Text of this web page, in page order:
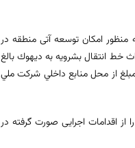
منظور امكان توسعه آتی منطقه در
خط انتقال بشرويه به ديهوك بالغ
مبلغ از محل منابع داخلي شركت ملي
یک ایستگاه دختر، 31 کيلومتر شبکه توزیع و نصب 850 انشعاب را از اقدامات اجرایی صورت گرفته در